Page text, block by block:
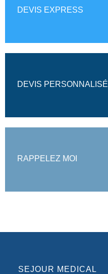
DEVIS EXPRESS
DEVIS PERSONNALISÉ
RAPPELEZ MOI
SEJOUR MEDICAL